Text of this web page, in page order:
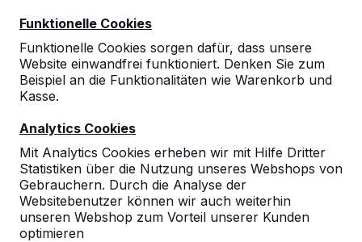
Funktionelle Cookies
Funktionelle Cookies sorgen dafür, dass unsere
Website einwandfrei funktioniert. Denken Sie zum
Beispiel an die Funktionalitäten wie Warenkorb und
Kasse.
Analytics Cookies
Mit Analytics Cookies erheben wir mit Hilfe Dritter
Statistiken über die Nutzung unseres Webshops von
Gebrauchern. Durch die Analyse der
Websitebenutzer können wir auch weiterhin
unseren Webshop zum Vorteil unserer Kunden
optimieren
10
02-07-2026